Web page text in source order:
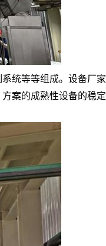
统等等组成。设备厂
案的成熟性设备的稳